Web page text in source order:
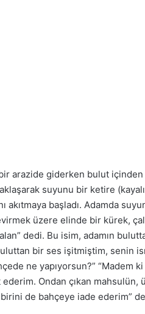
arazide giderken bulut
suyunu bir ketire
akıtmaya başladı. Adamda
üzere elinde bir kürek,
dedi. Bu isim, adamın
bir ses işitmiştim, senin
ne yapıyorsun?” “Madem
Ondan çıkan mahsulün,
de bahçeye iade ederim”